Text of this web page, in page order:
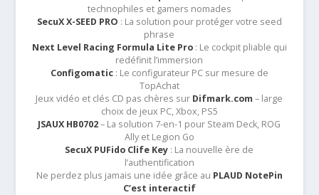
technophiles et gamers nomades
SecuX X-SEED PRO : La solution pour protéger votre seed
phrase
Next Level Racing Formula Lite Pro: Le cockpit pliable qui
redéfinit l’immersion
Configomatic: Le configurateur PC sur mesure de
TopAchat
Jeux vidéo et clés CD pas chères sur Difmark.com – large
choix de jeux PC, Xbox, PS5
JSAUX HB0702– La solution 7-en-1 pour Steam Deck, ROG
Ally et Legion Go
SecuX PUFido Clife Key : La nouvelle ère de
l’authentification
Ne perdez plus jamais une idée grâce au PLAUD NotePin
C’est interactif